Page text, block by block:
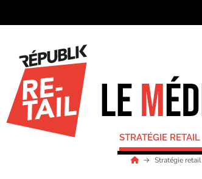
STRATÉGIE RETAIL
Stratégie retail